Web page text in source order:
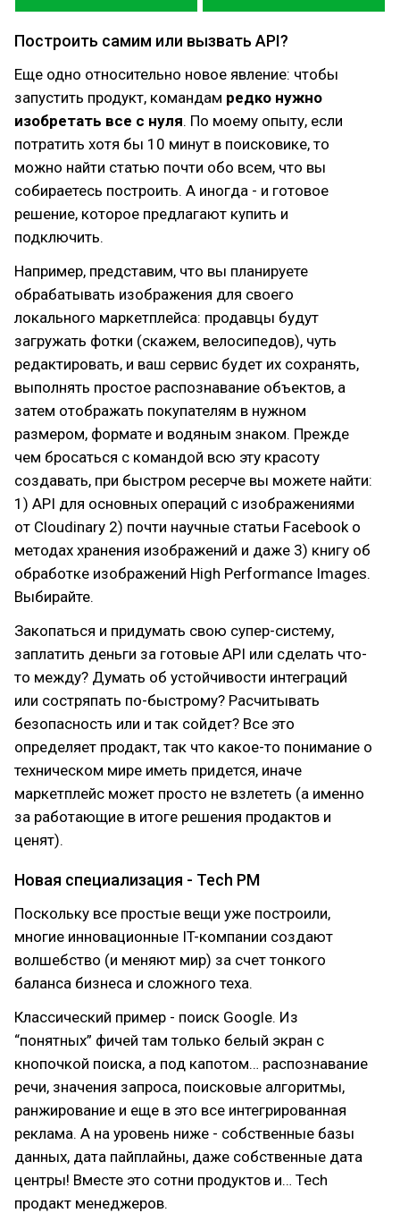
Построить самим или вызвать API?
Еще одно относительно новое явление: чтобы
запустить продукт, командам редко нужно
изобретать все с нуля. По моему опыту, если
потратить хотя бы 10 минут в поисковике, то
можно найти статью почти обо всем, что вы
собираетесь построить. А иногда - и готовое
решение, которое предлагают купить и
подключить.
Например, представим, что вы планируете
обрабатывать изображения для своего
локального маркетплейса: продавцы будут
загружать фотки (скажем, велосипедов), чуть
редактировать, и ваш сервис будет их сохранять,
выполнять простое распознавание объектов, а
затем отображать покупателям в нужном
размером, формате и водяным знаком. Прежде
чем бросаться с командой всю эту красоту
создавать, при быстром ресерче вы можете найти:
1) API для основных операций с изображениями
от Cloudinary 2) почти научные статьи Facebook о
методах хранения изображений и даже 3) книгу об
обработке изображений High Performance Images.
Выбирайте.
Закопаться и придумать свою супер-систему,
заплатить деньги за готовые API или сделать что-
то между? Думать об устойчивости интеграций
или состряпать по-быстрому? Расчитывать
безопасность или и так сойдет? Все это
определяет продакт, так что какое-то понимание о
техническом мире иметь придется, иначе
маркетплейс может просто не взлететь (а именно
за работающие в итоге решения продактов и
ценят).
Новая специализация - Tech PM
Поскольку все простые вещи уже построили,
многие инновационные IT-компании создают
волшебство (и меняют мир) за счет тонкого
баланса бизнеса и сложного теха.
Классический пример - поиск Google. Из
“понятных” фичей там только белый экран с
кнопочкой поиска, а под капотом… распознавание
речи, значения запроса, поисковые алгоритмы,
ранжирование и еще в это все интегрированная
реклама. А на уровень ниже - собственные базы
данных, дата пайплайны, даже собственные дата
центры! Вместе это сотни продуктов и… Tech
продакт менеджеров.